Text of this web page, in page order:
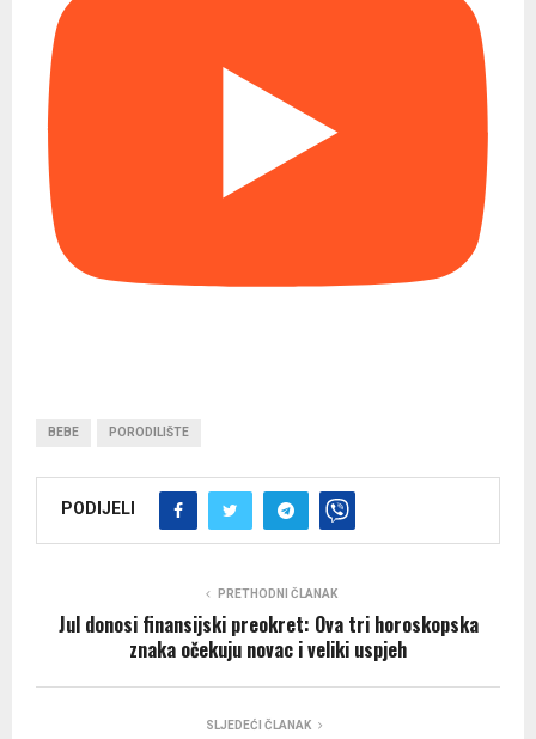
BEBE PORODILIŠTE
PODIJELI
PRETHODNI ČLANAK
Jul donosi finansijski preokret: Ova tri horoskopska
znaka očekuju novac i veliki uspjeh
SLJEDEĆI ČLANAK